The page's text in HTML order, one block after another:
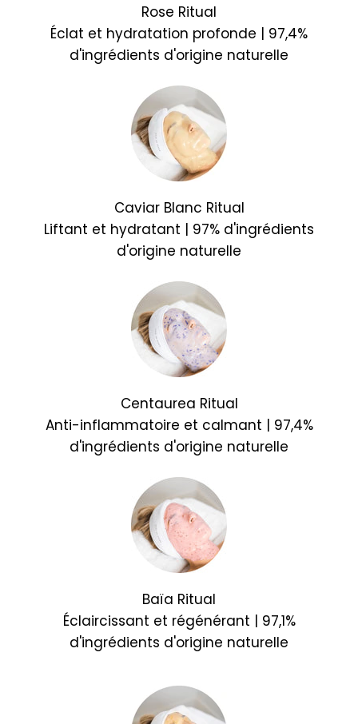
Rose Ritual
Éclat et hydratation profonde | 97,4%
d'ingrédients d'origine naturelle
Caviar Blanc Ritual
Liftant et hydratant | 97% d'ingrédients
d'origine naturelle
Centaurea Ritual
Anti-inflammatoire et calmant | 97,4%
d'ingrédients d'origine naturelle
Baïa Ritual
Éclaircissant et régénérant | 97,1%
d'ingrédients d'origine naturelle